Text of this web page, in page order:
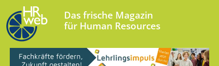
Das frische Magazin
für Human Resources